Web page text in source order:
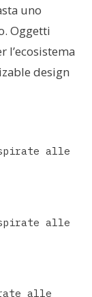
uno
Oggetti
design
alle
alle
alle